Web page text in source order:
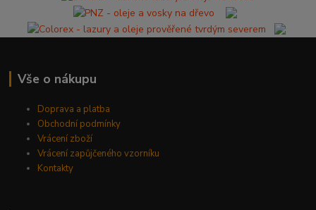
Vše o nákupu
Doprava a platba
Obchodní podmínky
Vrácení zboží
Vrácení zapůjčeného vzorníku
Kontakty